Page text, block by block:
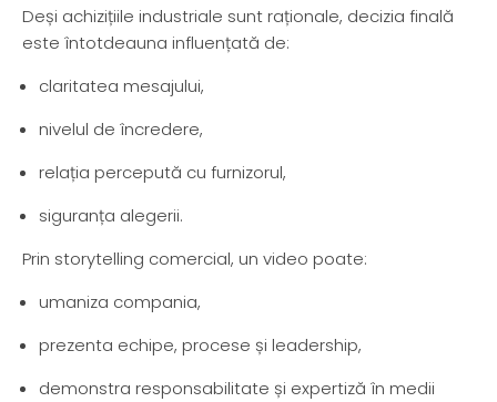
Deși achizițiile industriale sunt raționale, decizia finală
este întotdeauna influențată de:
claritatea mesajului,
nivelul de încredere,
relația percepută cu furnizorul,
siguranța alegerii.
Prin storytelling comercial, un video poate:
umaniza compania,
prezenta echipe, procese și leadership,
demonstra responsabilitate și expertiză în medii